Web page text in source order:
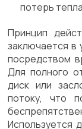
потерь
Принцип
заключается в
посредством
Для полного
диск или
потоку, что
Используется